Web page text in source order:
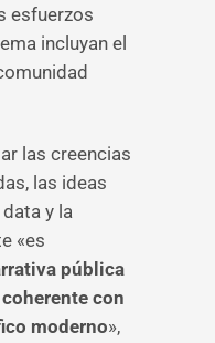
esfuerzos
incluyan el
las creencias
las ideas
y la
«es
pública
coherente con
moderno»,